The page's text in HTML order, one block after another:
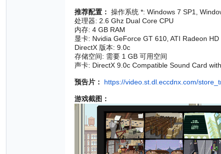
推荐配置： 操作系统 *: Windows 7 SP1,
处理器: 2.6 Ghz Dual Core CPU
内存: 4 GB RAM
显卡: Nvidia GeForce GT 610, ATI Radeon
DirectX 版本: 9.0c
存储空间: 需要 1 GB 可用空间
声卡: DirectX 9.0c Compatible Sound Card
预告片： https://video.st.dl.eccdnx.com/
游戏截图：